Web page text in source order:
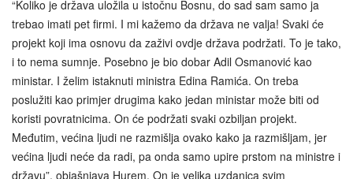
“Koliko je država uložila u istočnu Bosnu, do sad sam samo ja
trebao imati pet firmi. I mi kažemo da država ne valja! Svaki će
projekt koji ima osnovu da zaživi ovdje država podržati. To je tako,
i to nema sumnje. Posebno je bio dobar Adil Osmanović kao
ministar. I želim istaknuti ministra Edina Ramića. On treba
poslužiti kao primjer drugima kako jedan ministar može biti od
koristi povratnicima. On će podržati svaki ozbiljan projekt.
Međutim, većina ljudi ne razmišlja ovako kako ja razmišljam, jer
većina ljudi neće da radi, pa onda samo upire prstom na ministre i
državu”, objašnjava Hurem. On je velika uzdanica svim